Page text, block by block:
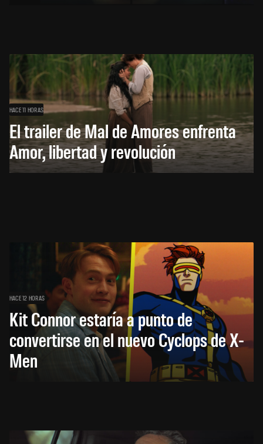
HACE 11 HORAS
El trailer de Mal de Amores enfrenta
Amor, libertad y revolución
HACE 12 HORAS
Kit Connor estaría a punto de
convertirse en el nuevo Cyclops de X-
Men